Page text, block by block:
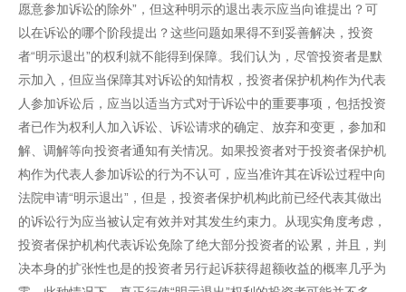
愿意参加诉讼的除外”，但这种明示的退出表示应当向谁提出？可
以在诉讼的哪个阶段提出？这些问题如果得不到妥善解决，投资
者“明示退出”的权利就不能得到保障。我们认为，尽管投资者是默
示加入，但应当保障其对诉讼的知情权，投资者保护机构作为代表
人参加诉讼后，应当以适当方式对于诉讼中的重要事项，包括投资
者已作为权利人加入诉讼、诉讼请求的确定、放弃和变更，参加和
解、调解等向投资者通知有关情况。如果投资者对于投资者保护机
构作为代表人参加诉讼的行为不认可，应当准许其在诉讼过程中向
法院申请“明示退出”，但是，投资者保护机构此前已经代表其做出
的诉讼行为应当被认定有效并对其发生约束力。从现实角度考虑，
投资者保护机构代表诉讼免除了绝大部分投资者的讼累，并且，判
决本身的扩张性也是的投资者另行起诉获得超额收益的概率几乎为